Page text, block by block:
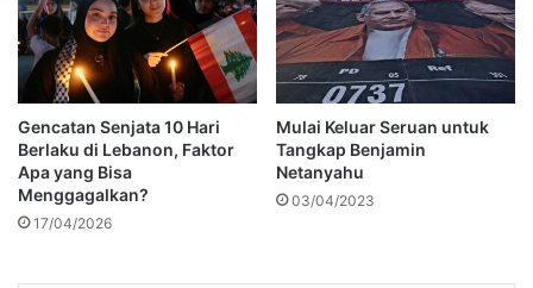
Gencatan Senjata 10 Hari
Berlaku di Lebanon, Faktor
Apa yang Bisa
Menggagalkan?
17/04/2026
Mulai Keluar Seruan untuk
Tangkap Benjamin
Netanyahu
03/04/2023